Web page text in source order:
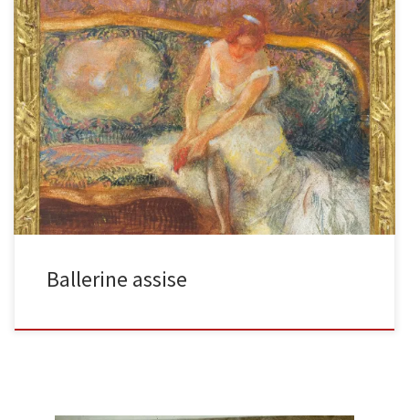
Ballerine assisecrayon et gouache sur carton signé en bas à droite
23,1 x 24,3 cm Admirez l’apport de couleurs ! Là où Degas […]
Ballerine assise